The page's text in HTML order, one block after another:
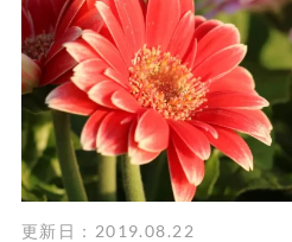
更新日：2019.08.22